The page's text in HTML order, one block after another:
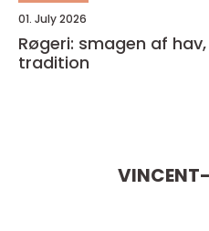
01. July 2026
Røgeri: smagen af
tradition